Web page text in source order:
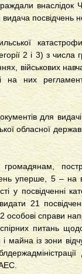
внаслідок
посвідчень
катастрофи
2 і 3) з числа
військових
на них
для
обласної
уперше, 5 – на
у посвідченні
21
2 особові справи
питань
майна із зони
АЕС.